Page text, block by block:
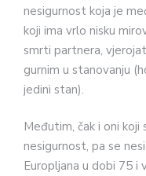
nesigurnost koja je
koji ima vrlo nisku
smrti partnera,
gurnim u stanovanju
jedini stan).
Međutim, čak i oni koji
nesigur­nost, pa se
Europljana u dobi 75 i